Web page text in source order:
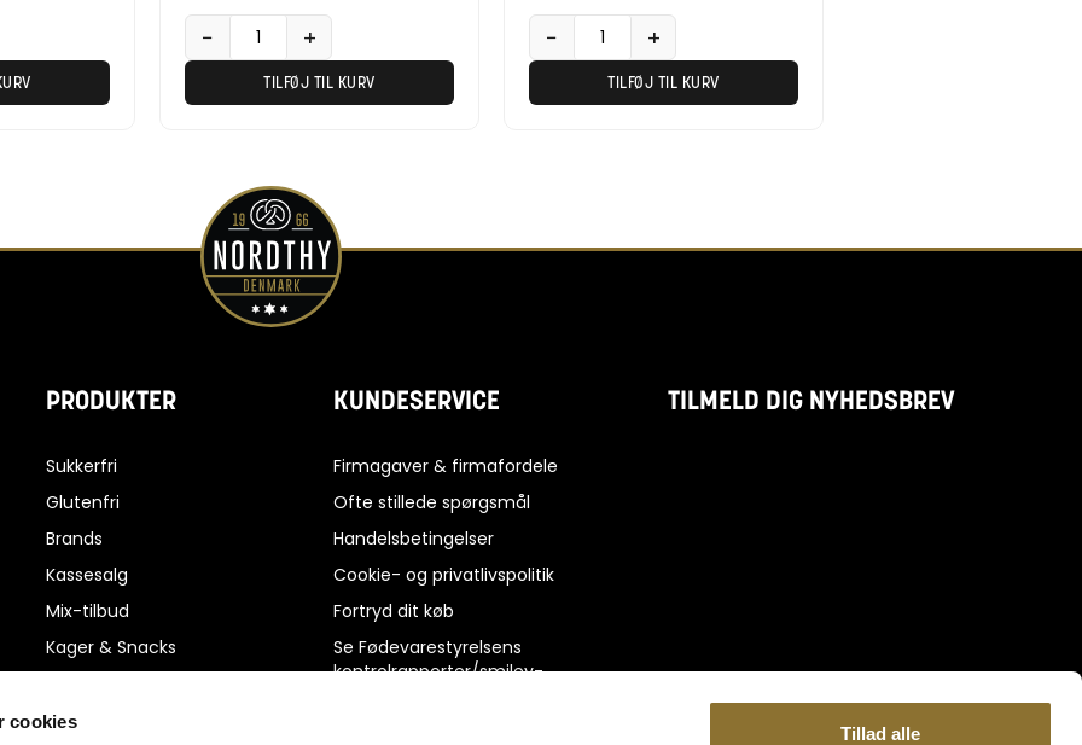
cookies
Tillad alle
− +
TILFØJ TIL KURV
− +
TILFØJ TIL KURV
PRODUKTER
Sukkerfri
Glutenfri
Brands
Kassesalg
Mix-tilbud
Kager & Snacks
Protein, Energi & Kosttilskud
KUNDESERVICE
Firmagaver & firmafordele
Ofte stillede spørgsmål
Handelsbetingelser
Cookie- og privatlivspolitik
Fortryd dit køb
Se Fødevarestyrelsens
kontrolrapporter/smiley-
TILMELD DIG NYHEDSBREV